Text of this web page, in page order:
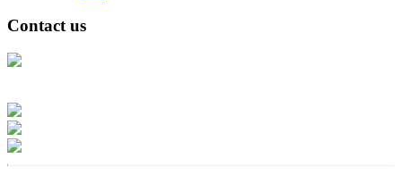
Contact us